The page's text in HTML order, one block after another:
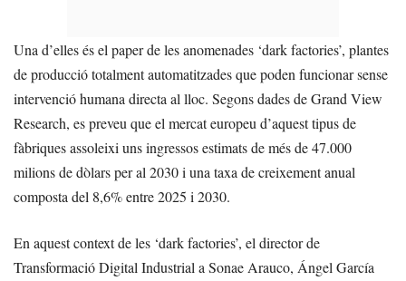
Una d’elles és el paper de les anomenades ‘dark factories’, plantes
de producció totalment automatitzades que poden funcionar sense
intervenció humana directa al lloc. Segons dades de Grand View
Research, es preveu que el mercat europeu d’aquest tipus de
fàbriques assoleixi uns ingressos estimats de més de 47.000
milions de dòlars per al 2030 i una taxa de creixement anual
composta del 8,6% entre 2025 i 2030.
En aquest context de les ‘dark factories’, el director de
Transformació Digital Industrial a Sonae Arauco, Ángel García